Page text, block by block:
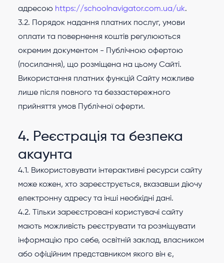
адресою https://schoolnavigator.com.ua/uk.
3.2. Порядок надання платних послуг, умови
оплати та повернення коштів регулюються
окремим документом - Публічною офертою
(посилання), що розміщена на цьому Сайті.
Використання платних функцій Сайту можливе
лише після повного та беззастережного
прийняття умов Публічної оферти.
4. Реєстрація та безпека
акаунта
4.1. Використовувати інтерактивні ресурси сайту
може кожен, хто зареєструється, вказавши діючу
електронну адресу та інші необхідні дані.
4.2. Тільки зареєстровані користувачі сайту
мають можливість реєструвати та розміщувати
інформацію про себе, освітній заклад, власником
або офіційним представником якого він є,